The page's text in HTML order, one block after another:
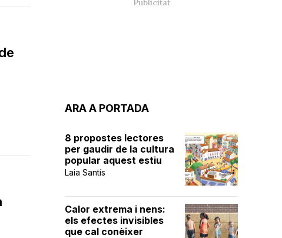
ARA A PORTADA
8 propostes lectores
per gaudir de la cultura
popular aquest estiu
Laia Santís
Calor extrema i nens:
els efectes invisibles
que cal conèixer